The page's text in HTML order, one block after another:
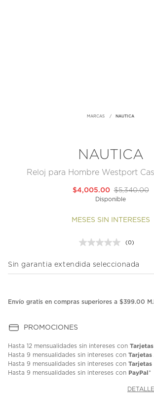
MARCAS NAUTICA
NAUTICA
Reloj para Hombre Westport
$5,340.00
$4,005.00
Disponible
MESES SIN INTERESES
Sin
Enlace
(0)
Sin garantia extendida seleccionada
Envío gratis en compras superiores a $399.00
PROMOCIONES
Hasta 12 mensualidades sin intereses con
Hasta 9 mensualidades sin intereses con Tarjetas
Hasta 9 mensualidades sin intereses con Tarjetas
Hasta 9 mensualidades sin intereses con PayPal*